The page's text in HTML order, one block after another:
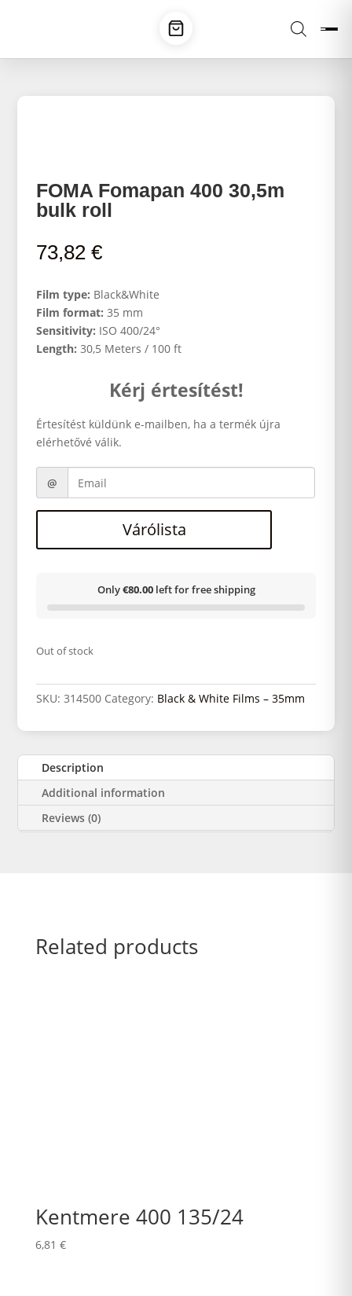
FOMA Fomapan 400 30,5m
bulk roll
73,82€
Film type: Black&White
Film format: 35 mm
Sensitivity: ISO 400/24°
Length:30,5 Meters / 100 ft
Kérj értesítést!
Értesítést küldünk e-mailben, ha a termék újra
elérhetővé válik.
Várólista
Only€80.00left for free shipping
Out of stock
SKU:314500 Category: Black & White Films – 35mm
Description
Additional information
Reviews (0)
Related products
Kentmere 400 135/24
6,81 €